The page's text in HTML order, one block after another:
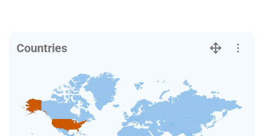
Countries